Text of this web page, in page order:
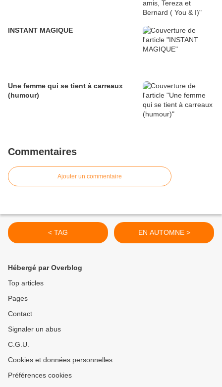
INSTANT MAGIQUE
Une femme qui se tient à carreaux
(humour)
Commentaires
Ajouter un commentaire
< TAG EN AUTOMNE >
Hébergé par Overblog
Top articles
Pages
Contact
Signaler un abus
C.G.U.
Cookies et données personnelles
Préférences cookies